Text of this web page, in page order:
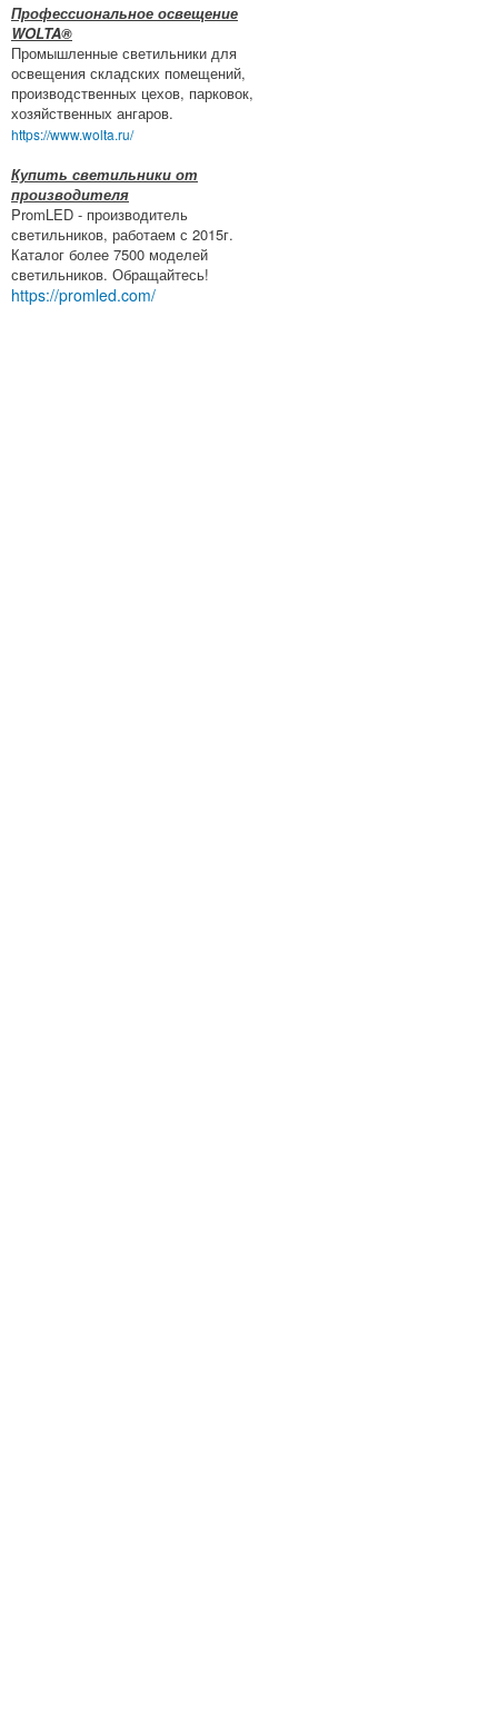
Профессиональное освещение
WOLTA®
Промышленные светильники для
освещения складских помещений,
производственных цехов, парковок,
хозяйственных ангаров.
https://www.wolta.ru/
Купить светильники от
производителя
PromLED - производитель
светильников, работаем с 2015г.
Каталог более 7500 моделей
светильников. Обращайтесь!
https://promled.com/